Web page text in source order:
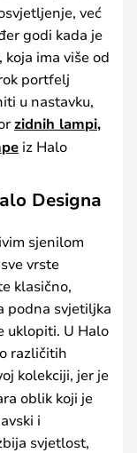
već
godi kada je
ima više od
portfelj
u nastavku,
zidnih lampi,
iz Halo
Designa
sjenilom
vrste
klasično,
podna svjetiljka
uklopiti. U Halo
različitih
kolekciji, jer je
oblik koji je
i
svjetlost,